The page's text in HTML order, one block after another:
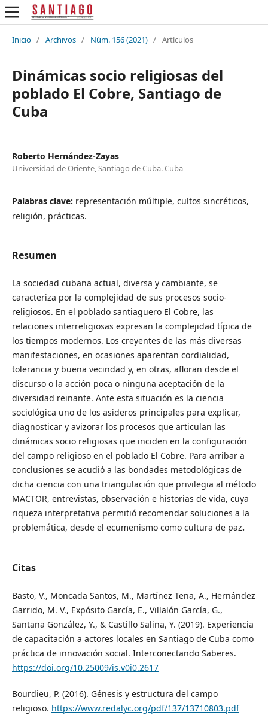
Inicio / Archivos / Núm. 156 (2021) / Artículos
Dinámicas socio religiosas del
poblado El Cobre, Santiago de
Cuba
Roberto Hernández-Zayas
Universidad de Oriente, Santiago de Cuba. Cuba
Palabras clave: representación múltiple, cultos sincréticos,
religión, prácticas.
Resumen
La sociedad cubana actual, diversa y cambiante, se
caracteriza por la complejidad de sus procesos socio-
religiosos. En el poblado santiaguero El Cobre, las
relaciones interreligiosas expresan la complejidad típica de
los tiempos modernos. Los creyentes de las más diversas
manifestaciones, en ocasiones aparentan cordialidad,
tolerancia y buena vecindad y, en otras, afloran desde el
discurso o la acción poca o ninguna aceptación de la
diversidad reinante. Ante esta situación es la ciencia
sociológica uno de los asideros principales para explicar,
diagnosticar y avizorar los procesos que articulan las
dinámicas socio religiosas que inciden en la configuración
del campo religioso en el poblado El Cobre. Para arribar a
conclusiones se acudió a las bondades metodológicas de
dicha ciencia con una triangulación que privilegia al método
MACTOR, entrevistas, observación e historias de vida, cuya
riqueza interpretativa permitió recomendar soluciones a la
problemática, desde el ecumenismo como cultura de paz.
Citas
Basto, V., Moncada Santos, M., Martínez Tena, A., Hernández
Garrido, M. V., Expósito García, E., Villalón García, G.,
Santana González, Y., & Castillo Salina, Y. (2019). Experiencia
de capacitación a actores locales en Santiago de Cuba como
práctica de innovación social. Interconectando Saberes.
https://doi.org/10.25009/is.v0i0.2617
Bourdieu, P. (2016). Génesis y estructura del campo
religioso. https://www.redalyc.org/pdf/137/13710803.pdf